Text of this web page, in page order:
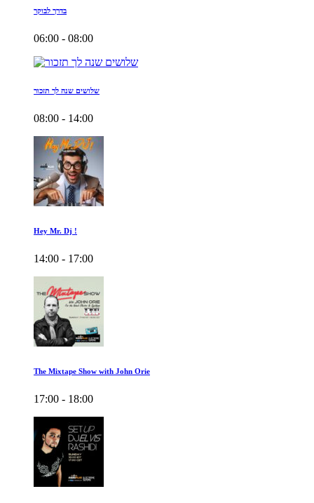
בדרך לבוקר
06:00 - 08:00
שלושים שנה לך תזכור
08:00 - 14:00
Hey Mr. Dj !
14:00 - 17:00
The Mixtape Show with John Orie
17:00 - 18:00